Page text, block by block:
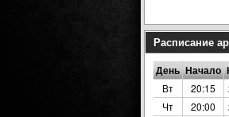
Расписание
День Начало
Вт 20:15
Чт
20:00